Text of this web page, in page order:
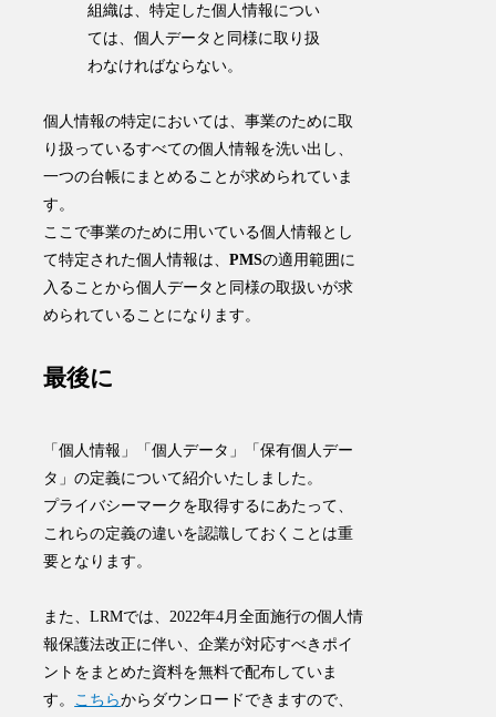
組織は、特定した個人情報につい
ては、個人データと同様に取り扱
わなければならない。
個人情報の特定においては、事業のために取
り扱っているすべての個人情報を洗い出し、
一つの台帳にまとめることが求められていま
す。
ここで事業のために用いている個人情報とし
て特定された個人情報は、PMSの適用範囲に
入ることから個人データと同様の取扱いが求
められていることになります。
最後に
「個人情報」「個人データ」「保有個人デー
タ」の定義について紹介いたしました。
プライバシーマークを取得するにあたって、
これらの定義の違いを認識しておくことは重
要となります。
また、LRMでは、2022年4月全面施行の個人情
報保護法改正に伴い、企業が対応すべきポイ
ントをまとめた資料を無料で配布していま
す。
こちらからダウンロードできますので、